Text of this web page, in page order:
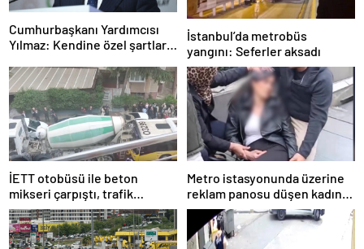
Cumhurbaşkanı Yardımcısı
Yılmaz: Kendine özel şartları
İstanbul’da metrobüs
yangını: Seferler aksadı
İETT otobüsü ile beton
mikseri çarpıştı, trafik
yoğunluğu oluştu
Metro istasyonunda üzerine
reklam panosu düşen kadın
yaralandı